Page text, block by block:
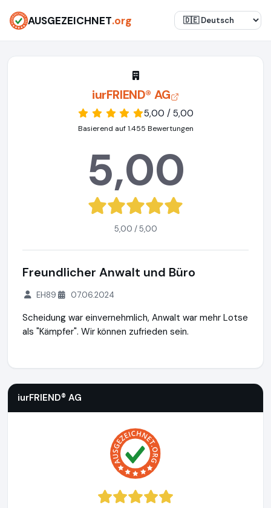
AUSGEZEICHNET.org
iurFRIEND® AG
5,00 / 5,00
Basierend auf 1.455 Bewertungen
5,00
5,00 / 5,00
Freundlicher Anwalt und Büro
EH89 07.06.2024
Scheidung war einvernehmlich, Anwalt war mehr Lotse
als "Kämpfer". Wir können zufrieden sein.
iurFRIEND® AG